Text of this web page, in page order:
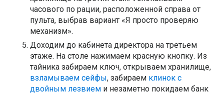
часового по рации, расположенной справа от
пульта, выбрав вариант «Я просто проверяю
механизм».
Доходим до кабинета директора на третьем
этаже. На столе нажимаем красную кнопку. Из
тайника забираем ключ, открываем хранилище,
взламываем сейфы, забираем клинок с
двойным лезвием и незаметно покидаем банк